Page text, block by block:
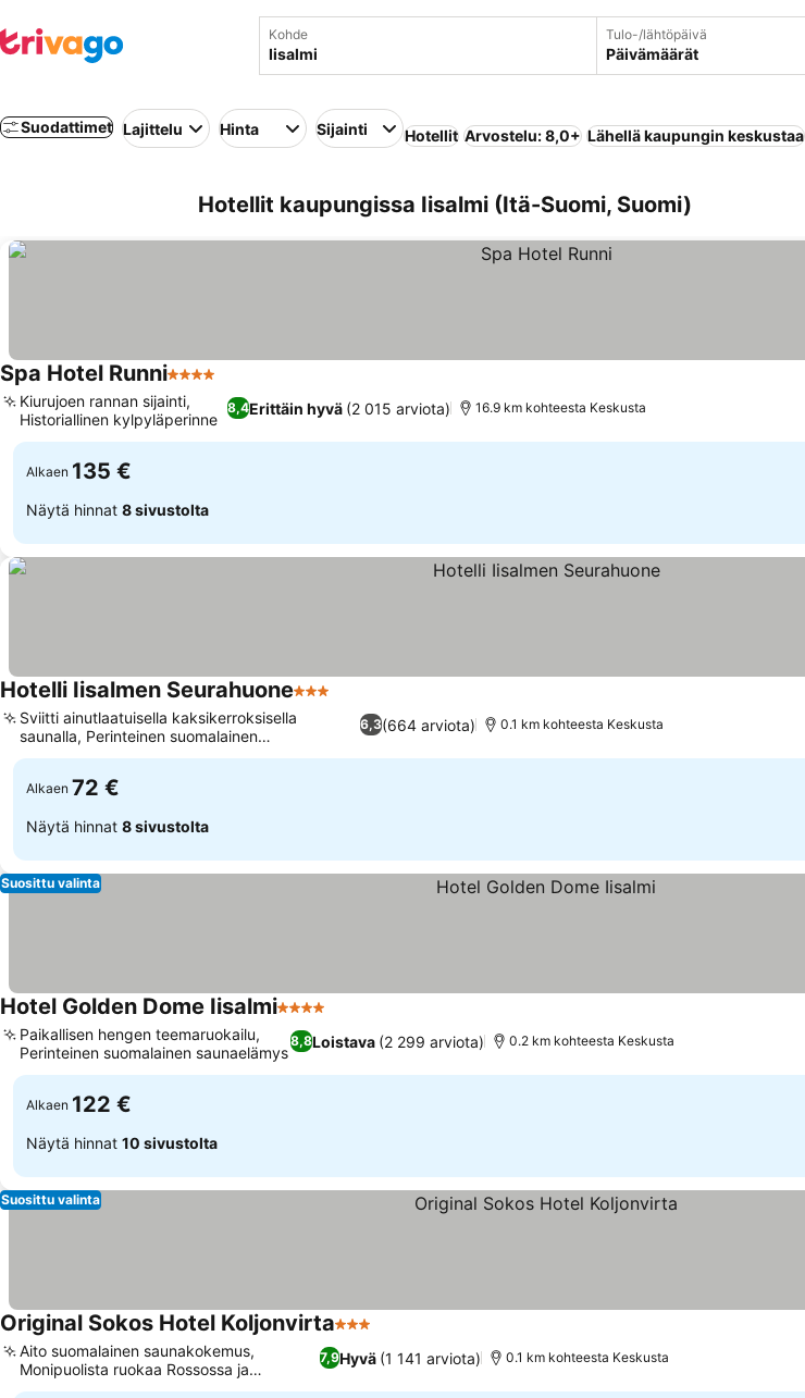
Kohde Tulo-/lähtöpäivä
Päivämäärät
Suodattimet Lajittelu Hinta Sijainti Hotellit Arvostelu: 8,0+ Lähellä kaupungin keskustaa
Hotellit kaupungissa Iisalmi (Itä-Suomi, Suomi)
Spa Hotel Runni4 Tähtiluokitus
8,4Erittäin hyvä (2 015 arviota)
Kiurujoen rannan sijainti,
Historiallinen kylpyläperinne
16.9 km kohteesta Keskusta
Alkaen 135 €
Näytä hinnat 8 sivustolta
Hotelli Iisalmen Seurahuone3 Tähtiluokitus
6,3(664 arviota)
Sviitti ainutlaatuisella kaksikerroksisella
saunalla, Perinteinen suomalainen
saunakokemus
0.1 km kohteesta Keskusta
Alkaen 72 €
Näytä hinnat 8 sivustolta
Suosittu valinta
Hotel Golden Dome Iisalmi4 Tähtiluokitus
8,8Loistava (2 299 arviota)
Paikallisen hengen teemaruokailu,
Perinteinen suomalainen saunaelämys
0.2 km kohteesta Keskusta
Alkaen 122 €
Näytä hinnat 10 sivustolta
Suosittu valinta
Original Sokos Hotel Koljonvirta3 Tähtiluokitus
7,9Hyvä (1 141 arviota)
Aito suomalainen saunakokemus,
Monipuolista ruokaa Rossossa ja
O'Nelly'sissä
0.1 km kohteesta Keskusta